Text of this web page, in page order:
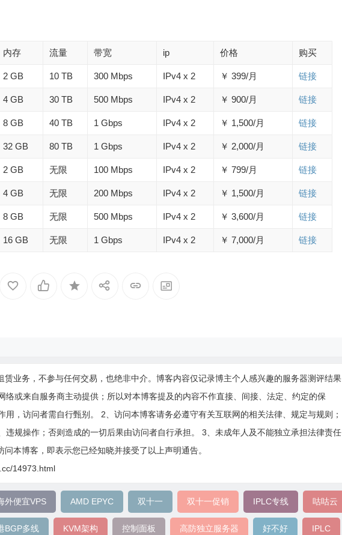
内存 流量 带宽 ip 价格 购买
2 GB 10 TB 300 Mbps IPv4 x 2 ￥ 399/月 链接
4 GB 30 TB 500 Mbps IPv4 x 2 ￥ 900/月 链接
8 GB 40 TB 1 Gbps IPv4 x 2 ￥ 1,500/月 链接
32 GB 80 TB 1 Gbps IPv4 x 2 ￥ 2,000/月 链接
2 GB 无限 100 Mbps IPv4 x 2 ￥ 799/月 链接
4 GB 无限 200 Mbps IPv4 x 2 ￥ 1,500/月 链接
8 GB 无限 500 Mbps IPv4 x 2 ￥ 3,600/月 链接
16 GB 无限 1 Gbps IPv4 x 2 ￥ 7,000/月 链接
业务，不参与任何交易，也绝非中介。博客内容仅记录博主个人感兴趣的服务器测评结果
络或来自服务商主动提供；所以对本博客提及的内容不作直接、间接、法定、约定的保
，访问者需自行甄别。 2、访问本博客请务必遵守有关互联网的相关法律、规定与规则；
违规操作；否则造成的一切后果由访问者自行承担。 3、未成年人及不能独立承担法律责任
本博客，即表示您已经知晓并接受了以上声明通告。
14973.html
外便宜VPS AMD EPYC 双十一 双十一促销 IPLC专线 咕咕云
BGP多线 KVM架构 控制面板 高防独立服务器 好不好 IPLC